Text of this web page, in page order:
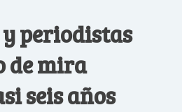
periodistas
de mira
seis años